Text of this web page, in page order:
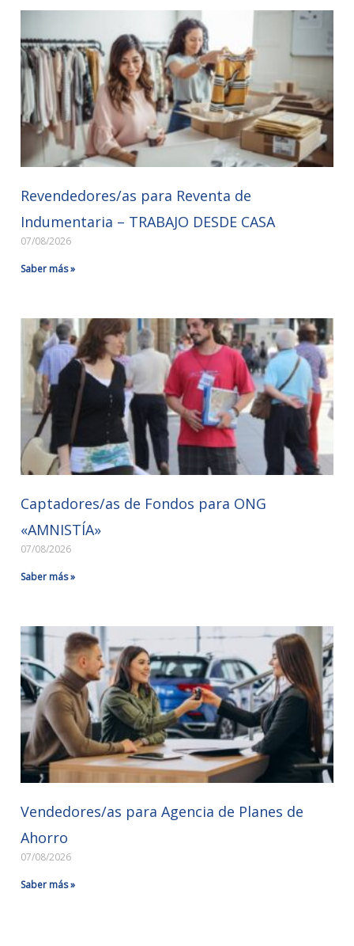
Revendedores/as para Reventa de
Indumentaria – TRABAJO DESDE CASA
07/08/2026
Saber más »
Captadores/as de Fondos para ONG
«AMNISTÍA»
07/08/2026
Saber más »
Vendedores/as para Agencia de Planes de
Ahorro
07/08/2026
Saber más »